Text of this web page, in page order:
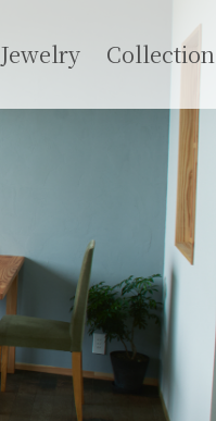
Jewelry Collection